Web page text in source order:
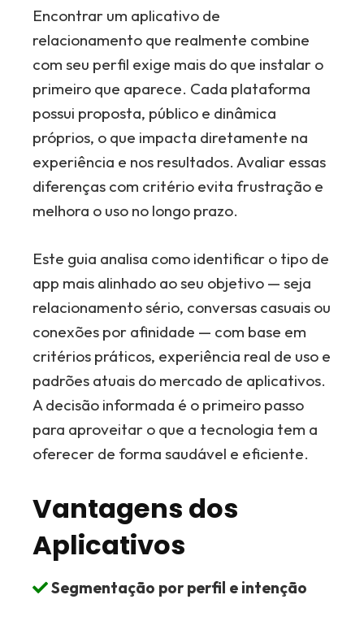
Encontrar um aplicativo de
relacionamento que realmente combine
com seu perfil exige mais do que instalar o
primeiro que aparece. Cada plataforma
possui proposta, público e dinâmica
próprios, o que impacta diretamente na
experiência e nos resultados. Avaliar essas
diferenças com critério evita frustração e
melhora o uso no longo prazo.
Este guia analisa como identificar o tipo de
app mais alinhado ao seu objetivo — seja
relacionamento sério, conversas casuais ou
conexões por afinidade — com base em
critérios práticos, experiência real de uso e
padrões atuais do mercado de aplicativos.
A decisão informada é o primeiro passo
para aproveitar o que a tecnologia tem a
oferecer de forma saudável e eficiente.
Vantagens dos
Aplicativos
Segmentação por perfil e intenção